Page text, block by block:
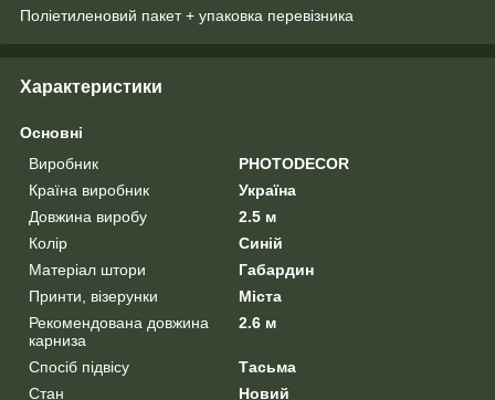
Поліетиленовий пакет + упаковка перевізника
Характеристики
Основні
Виробник
PHOTODECOR
Країна виробник
Україна
Довжина виробу
2.5 м
Колір
Синій
Матеріал штори
Габардин
Принти, візерунки
Міста
Рекомендована довжина
карниза
2.6 м
Спосіб підвісу
Тасьма
Стан
Новий